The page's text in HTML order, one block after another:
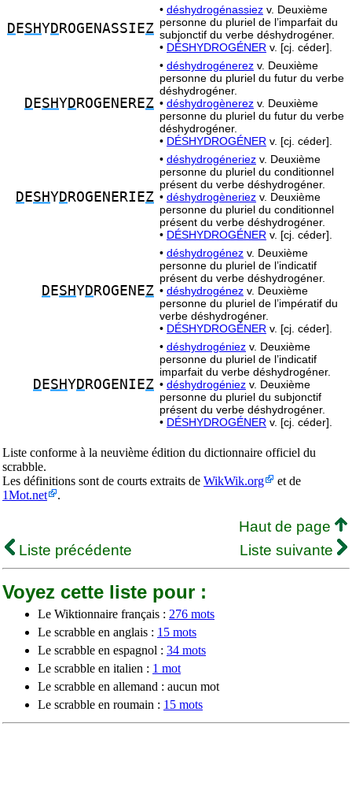
D ESHYD ROGENASSIEZ
• déshydrogénassiez v. Deuxième
personne du pluriel de l’imparfait du
subjonctif du verbe déshydrogéner.
• DÉSHYDROGÉNER v. [cj. céder].
D ESHYD ROGENEREZ
• déshydrogénerez v. Deuxième
personne du pluriel du futur du verbe
déshydrogéner.
• déshydrogènerez v. Deuxième
personne du pluriel du futur du verbe
déshydrogéner.
• DÉSHYDROGÉNER v. [cj. céder].
D ESHYD ROGENERIEZ
• déshydrogéneriez v. Deuxième
personne du pluriel du conditionnel
présent du verbe déshydrogéner.
• déshydrogèneriez v. Deuxième
personne du pluriel du conditionnel
présent du verbe déshydrogéner.
• DÉSHYDROGÉNER v. [cj. céder].
D ESHYD ROGENEZ
• déshydrogénez v. Deuxième
personne du pluriel de l’indicatif
présent du verbe déshydrogéner.
• déshydrogénez v. Deuxième
personne du pluriel de l’impératif du
verbe déshydrogéner.
• DÉSHYDROGÉNER v. [cj. céder].
D ESHYD ROGENIEZ
• déshydrogéniez v. Deuxième
personne du pluriel de l’indicatif
imparfait du verbe déshydrogéner.
• déshydrogéniez v. Deuxième
personne du pluriel du subjonctif
présent du verbe déshydrogéner.
• DÉSHYDROGÉNER v. [cj. céder].
Liste conforme à la neuvième édition du dictionnaire officiel du
scrabble.
Les définitions sont de courts extraits de WikWik.org
et de
1Mot.net
.
Haut de page
Liste précédente
Liste suivante
Voyez cette liste pour :
Le Wiktionnaire français : 276 mots
Le scrabble en anglais : 15 mots
Le scrabble en espagnol : 34 mots
Le scrabble en italien : 1 mot
Le scrabble en allemand : aucun mot
Le scrabble en roumain : 15 mots